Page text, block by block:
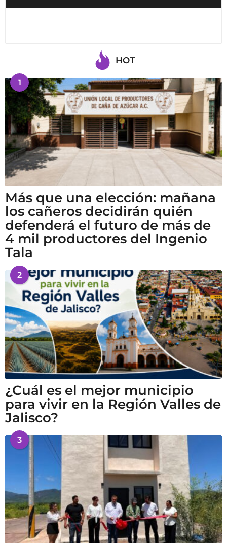
HOT
1
Más que una elección: mañana
los cañeros decidirán quién
defenderá el futuro de más de
4 mil productores del Ingenio
Tala
2
¿Cuál es el mejor municipio
para vivir en la Región Valles de
Jalisco?
3